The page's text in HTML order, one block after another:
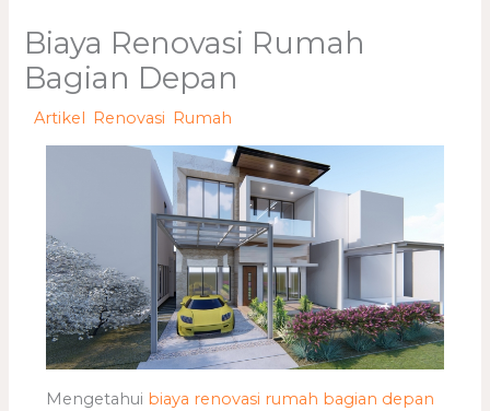
Biaya Renovasi Rumah
Bagian Depan
/Artikel Renovasi Rumah
Mengetahui biaya renovasi rumah bagian depan